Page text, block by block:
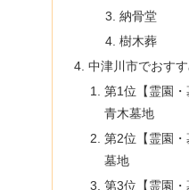
納骨堂
樹木葬
中津川市でおす
第1位【霊園
青木墓地
第2位【霊園
墓地
第3位【霊園